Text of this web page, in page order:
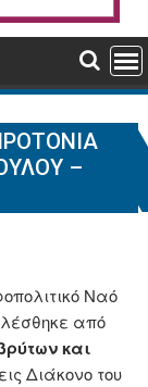
–
Ναό
από
και
Διάκονο του